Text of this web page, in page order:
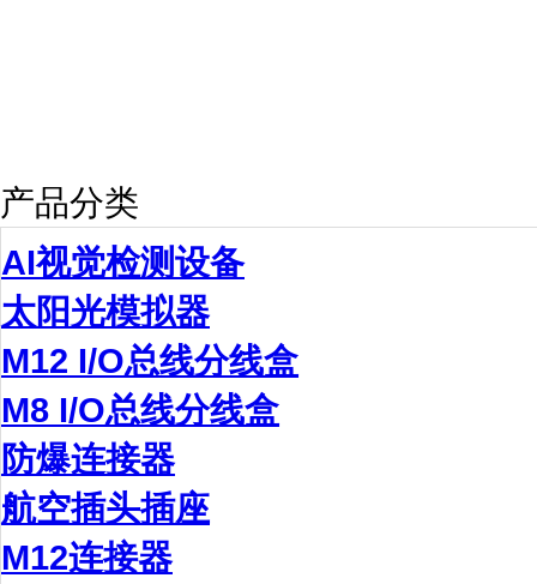
产品分类
AI视觉检测设备
太阳光模拟器
M12 I/O总线分线盒
M8 I/O总线分线盒
防爆连接器
航空插头插座
M12连接器